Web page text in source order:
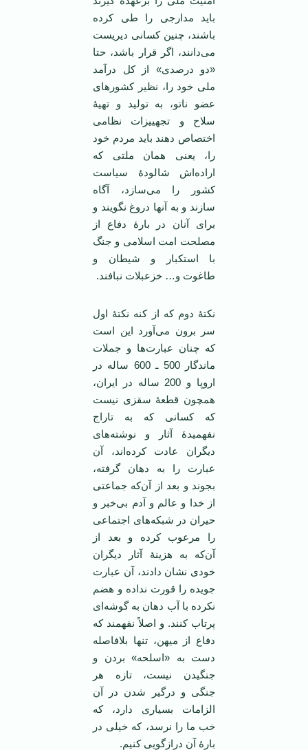
باید مدارجی را طی کرده
باشند، چنین کسانی دیریست
می‌دانند، اگر قرار باشد، حتا
«دو درصدی» از کل درآمد
ملی خود را، نظیر کشورهای
عضو ناتو، به تولید و تهیۀ
سلاح و تجهییزات نظامی
اختصاص دهند باید مردم خود
را، یعنی همان ملتی که
اراده‌اش شالودۀ سیاست
کشور را می‌سازد، آگاه
سازند و به آنها دروغ نگویند و
برای آنان در بارۀ دفاع از
مصلحت امت اسلامی و جنگ
با استکبار و شیطان و
طاغوت و… خزعبلات نبافند.
نکتۀ دوم که از کنه نکتۀ اول
سر برون می‌آورد این است
که چنان عبارت‌ها و جملات
ماندگار 500 ـ 600 ساله در
اروپا و 200 ساله در ایران،
همچون قطعۀ سقزی نیست
که کسانی که به تاراج
نفهمیدۀ آثار و نوشته‌های
دیگران عادت کرده‌اند، آن
عبارت را به دهان گرفته،
بجوند و بعد از آن‌که جماعتی
از خدا و عالم و آدم بی‌خبر و
حیران در شبکه‌های اجتماعی
را مرعوب کرده و بعد از
آن‌که به هزینۀ آثار دیگران
خودی نشان دادند، آن عبارت
جویده را قورت نداده و هضم
نکرده با آب دهان به گوشه‌ای
پرتاب کنند. و اصلاً نفهمند که
دفاع از میهن، تنها بلافاصله
دست به «اسلحه» بردن و
جنگیدن نیست، تازه هر
جنگی و درگیر شدن در آن
الزامات بسیاری دارد، که
خب ما را نرسد، که خیلی در
بارۀ آن درازگویی کنیم.